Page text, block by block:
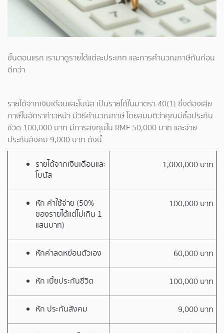
ขั้นตอนแรก เรามาดูรายได้แต่ละประเภท และการคำนวณภาษีกันก่อน
ดีกว่า
รายได้จากเงินเดือนและโบนัส เป็นรายได้ในมาตรา 40(1) ซึ่งต้องเสีย
ภาษีในอัตราก้าวหน้า มีวิธีคำนวณภาษี โดยสมมติว่าคุณมีซื้อประกัน
ชีวิต 100,000 บาท มีการลงทุนใน RMF 50,000 บาท และจ่าย
ประกันสังคม 9,000 บาท ดังนี้
รายได้จากเงินเดือนและ
โบนัส
1,000,000 บาท
หัก ค่าใช้จ่าย (50%
ของรายได้แต่ไม่เกิน 1
แสนบาท)
100,000 บาท
หักค่าลดหย่อนตัวเอง 60,000 บาท
หัก เบี้ยประกันชีวิต 100,000 บาท
หัก ประกันสังคม 9,000 บาท